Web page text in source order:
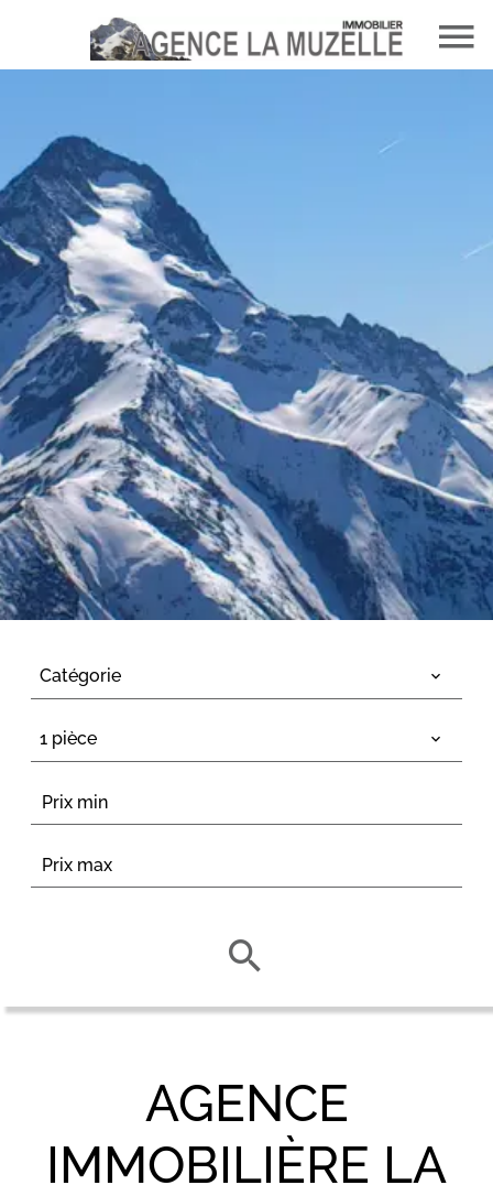
Catégorie
1 pièce
AGENCE
IMMOBILIÈRE LA